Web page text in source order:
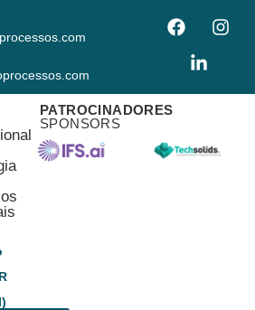
PATROCINADORES
SPONSORS